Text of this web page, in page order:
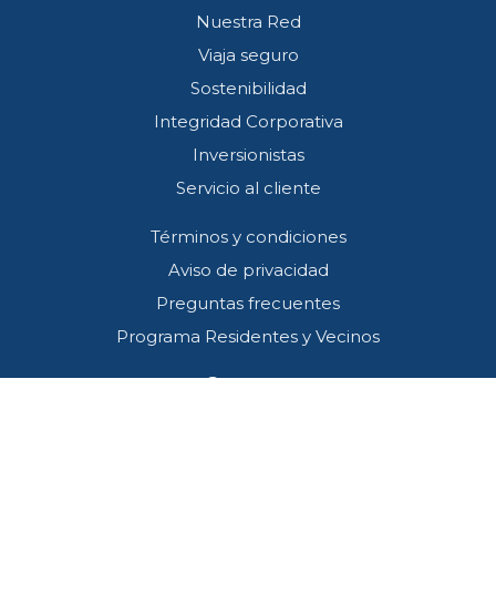
Nuestra Red
Viaja seguro
Sostenibilidad
Integridad Corporativa
Inversionistas
Servicio al cliente
Términos y condiciones
Aviso de privacidad
Preguntas frecuentes
Programa Residentes y Vecinos
Contacto